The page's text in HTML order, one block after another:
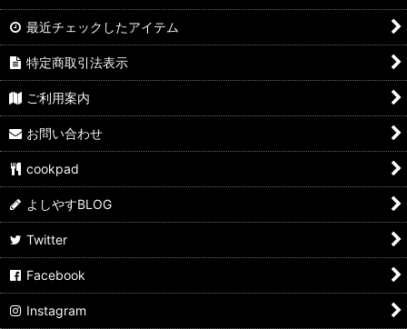
最近チェックしたアイテム
特定商取引法表示
ご利用案内
お問い合わせ
cookpad
よしやすBLOG
Twitter
Facebook
Instagram